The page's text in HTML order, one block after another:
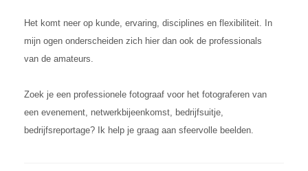
Het komt neer op kunde, ervaring, disciplines en flexibiliteit. In
mijn ogen onderscheiden zich hier dan ook de professionals
van de amateurs.
Zoek je een professionele fotograaf voor het fotograferen van
een evenement, netwerkbijeenkomst, bedrijfsuitje,
bedrijfsreportage? Ik help je graag aan sfeervolle beelden.